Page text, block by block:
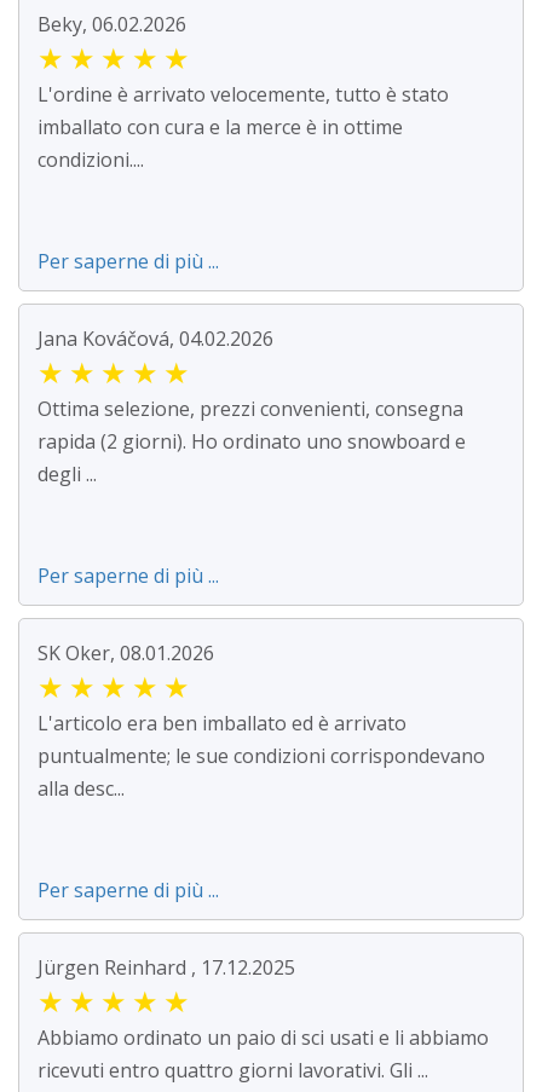
Beky, 06.02.2026
★ ★ ★ ★ ★
L'ordine è arrivato velocemente, tutto è stato
imballato con cura e la merce è in ottime
condizioni....
Per saperne di più ...
Jana Kováčová, 04.02.2026
★ ★ ★ ★ ★
Ottima selezione, prezzi convenienti, consegna
rapida (2 giorni). Ho ordinato uno snowboard e
degli ...
Per saperne di più ...
SK Oker, 08.01.2026
★ ★ ★ ★ ★
L'articolo era ben imballato ed è arrivato
puntualmente; le sue condizioni corrispondevano
alla desc...
Per saperne di più ...
Jürgen Reinhard , 17.12.2025
★ ★ ★ ★ ★
Abbiamo ordinato un paio di sci usati e li abbiamo
ricevuti entro quattro giorni lavorativi. Gli ...